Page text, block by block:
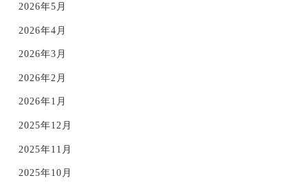
2026年5月
2026年4月
2026年3月
2026年2月
2026年1月
2025年12月
2025年11月
2025年10月